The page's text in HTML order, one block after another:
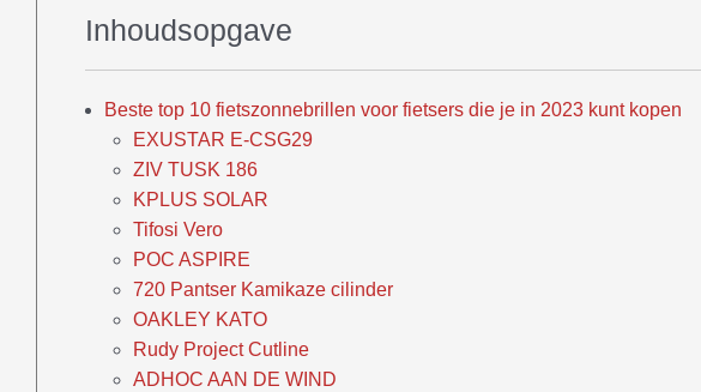
Inhoudsopgave
Beste top 10 fietszonnebrillen voor fietsers die je in 2023 kunt kopen
EXUSTAR E-CSG29
ZIV TUSK 186
KPLUS SOLAR
Tifosi Vero
POC ASPIRE
720 Pantser Kamikaze cilinder
OAKLEY KATO
Rudy Project Cutline
ADHOC AAN DE WIND